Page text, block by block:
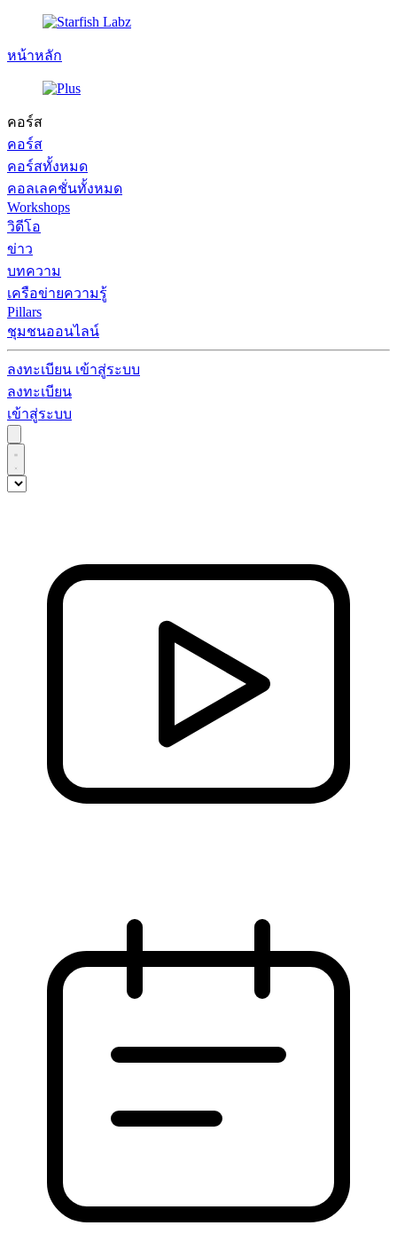
หน้าหลัก
คอร์ส
คอร์ส
คอร์สทั้งหมด
คอลเลคชั่นทั้งหมด
Workshops
วิดีโอ
ข่าว
บทความ
เครือข่ายความรู้
Pillars
ชุมชนออนไลน์
ลงทะเบียน เข้าสู่ระบบ
ลงทะเบียน
เข้าสู่ระบบ